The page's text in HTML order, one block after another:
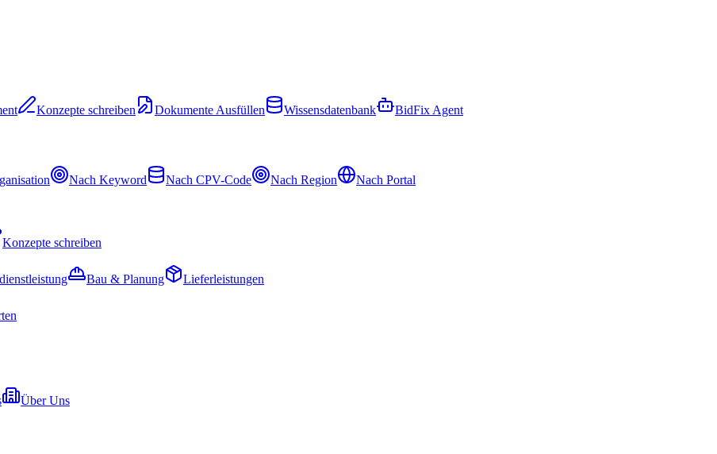
Konzepte schreiben Dokumente Ausfüllen Wissensdatenbank BidFix Agent
Nach Keyword Nach CPV-Code Nach Region Nach Portal
Konzepte schreiben
Bau & Planung
Lieferleistungen
Über Uns